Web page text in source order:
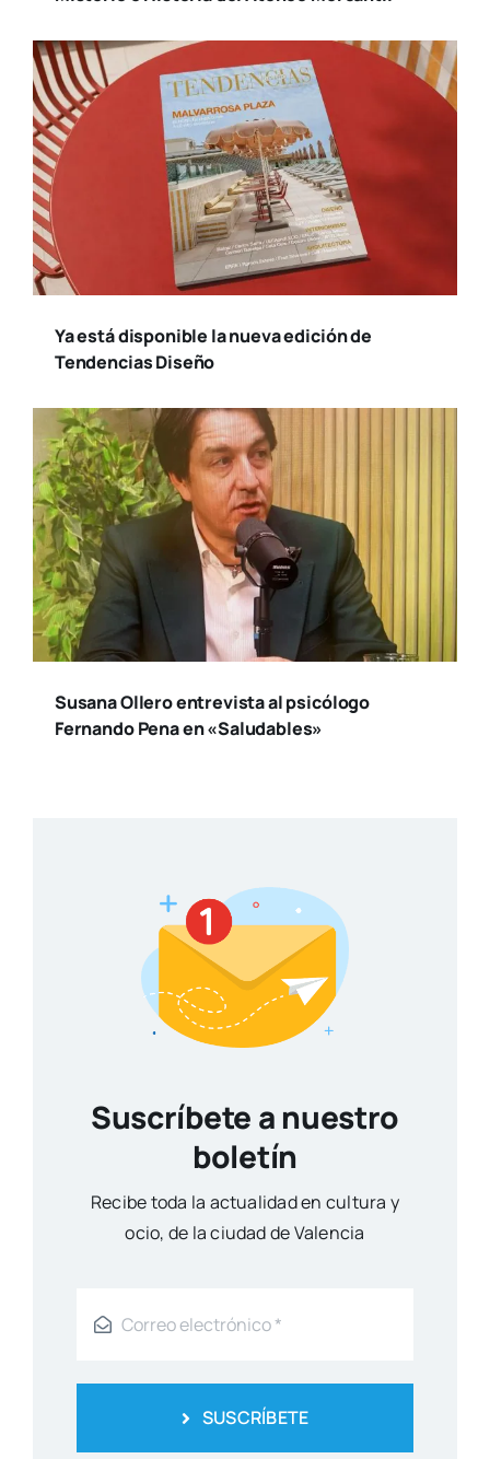
Ya está disponible la nueva edición de
Tendencias Diseño
Susana Ollero entrevista al psicólogo
Fernando Pena en «Saludables»
Suscríbete a nuestro
boletín
Reci­be toda la actua­li­dad en cul­tu­ra y
ocio, de la ciu­dad de Valen­cia
SUSCRÍBETE